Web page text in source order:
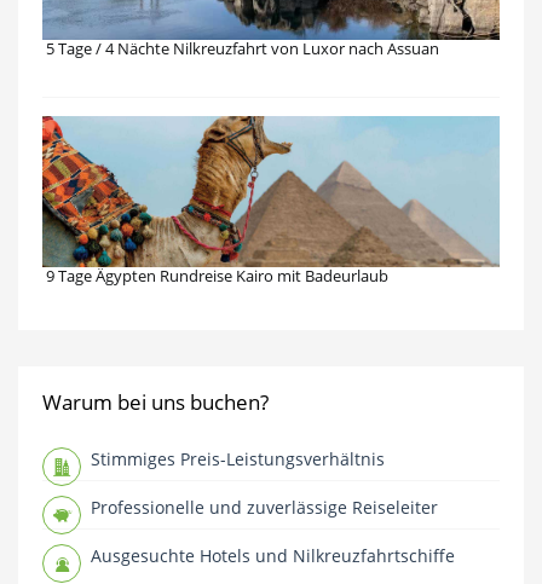
5 Tage / 4 Nächte Nilkreuzfahrt von Luxor nach Assuan
9 Tage Ägypten Rundreise Kairo mit Badeurlaub
Warum bei uns buchen?
Stimmiges Preis-Leistungsverhältnis
Professionelle und zuverlässige Reiseleiter
Ausgesuchte Hotels und Nilkreuzfahrtschiffe